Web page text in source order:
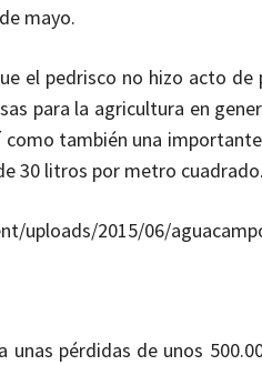
mayo.
el pedrisco no hizo acto de
para la agricultura en
también una
30 litros por metro cuadrado.
uploads/2015/06/
pérdidas de unos